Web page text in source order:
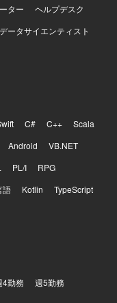
ター
ヘルプデスク
データサイエンティスト
C# C++
Scala
Android
VB.NET
PL/I
RPG
語 Kotlin
TypeScript
4勤務 週5勤務